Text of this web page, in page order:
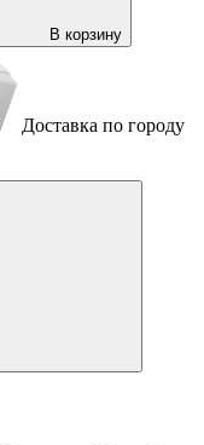
В корзину
Доставка по городу